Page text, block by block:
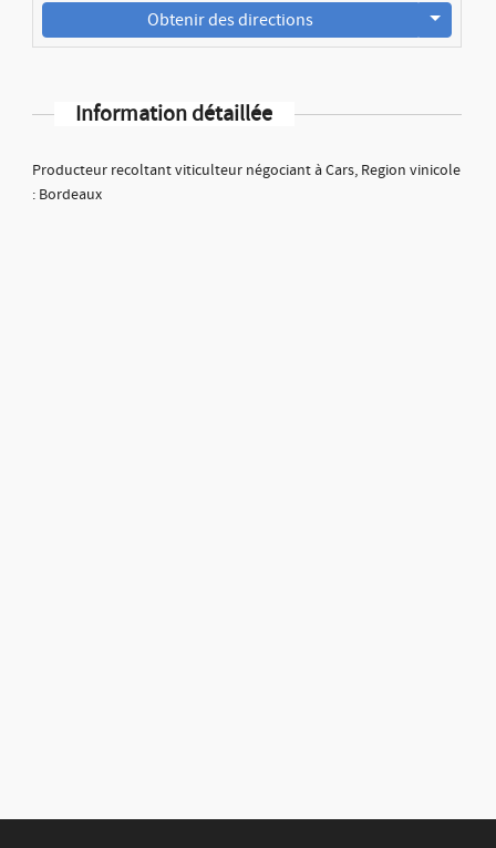
Obtenir des directions
Information détaillée
Producteur recoltant viticulteur négociant à Cars, Region vinicole
: Bordeaux